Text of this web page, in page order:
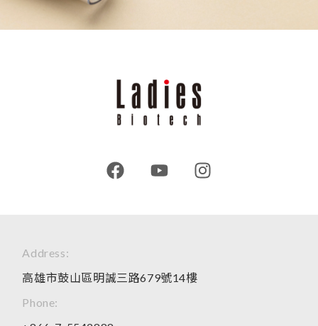
Address:
高雄市鼓山區明誠三路679號14樓
Phone: